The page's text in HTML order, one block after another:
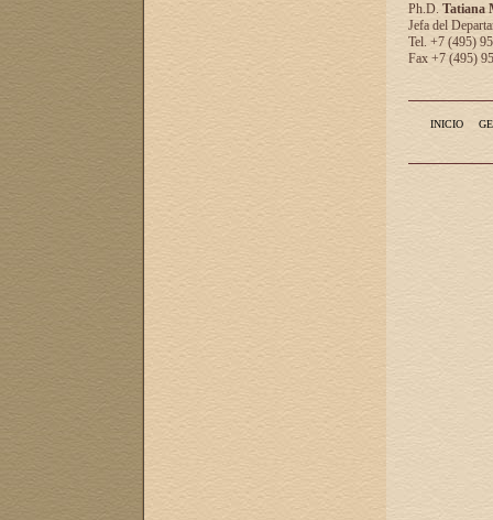
Ph.D. Tatiana
Jefa del
Tel. +7 (495)
Fax +7 (495)
INICIO